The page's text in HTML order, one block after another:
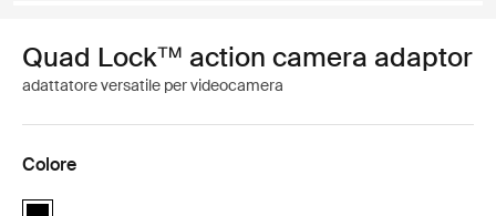
Quad Lock™ action camera adaptor
adattatore versatile per videocamera
Colore
Quad Lock™ action camera adaptor Nero (selected)